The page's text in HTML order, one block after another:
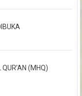
(MHQ)